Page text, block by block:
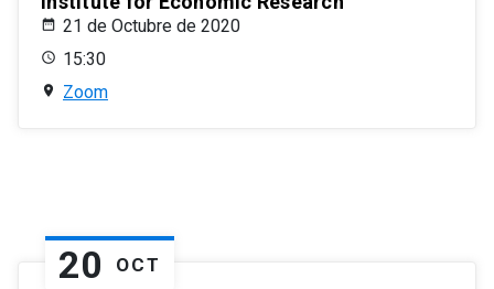
21 de Octubre de 2020
15:30
Zoom
20 OCT